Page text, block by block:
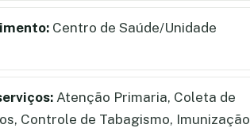
Centro de Saúde/Unidade
Atenção Primaria, Coleta de
Controle de Tabagismo, Imunização